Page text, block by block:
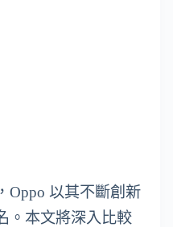
Oppo 以其不斷創新
。本文將深入比較